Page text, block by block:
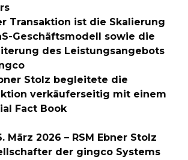
Transaktion ist die Skalierung
Geschäftsmodell sowie die
des Leistungsangebots
Stolz begleitete die
verkäuferseitig mit einem
Fact Book
März 2026 – RSM Ebner Stolz
der gingco Systems